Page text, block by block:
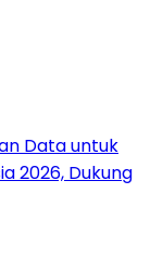
Data untuk
2026, Dukung